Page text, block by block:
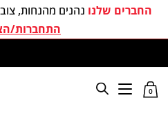
החברים שלנו נהנים מהנחות,
התחברות/
0